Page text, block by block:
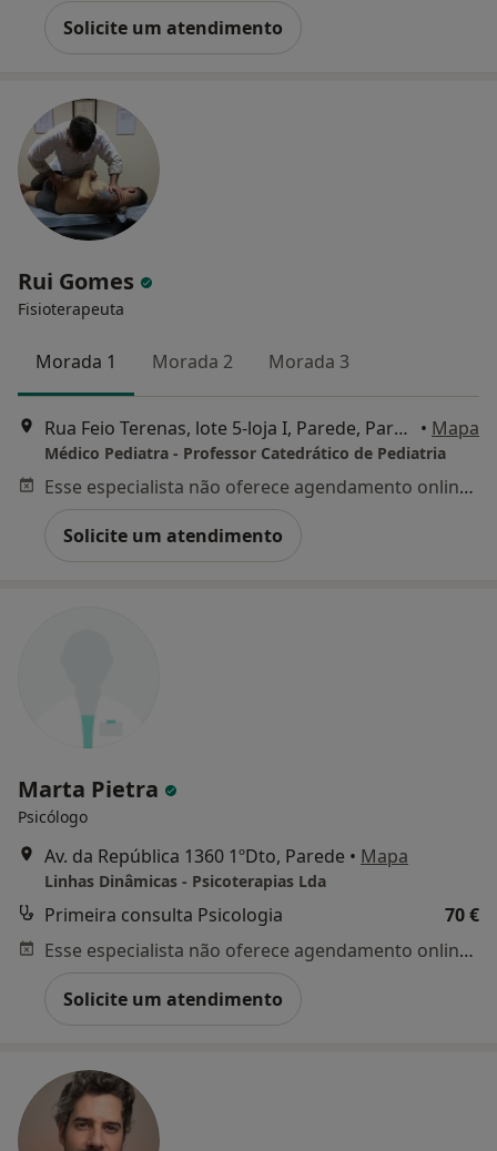
Solicite um atendimento
Rui Gomes
Fisioterapeuta
Morada 1 Morada 2 Morada 3
Rua Feio Terenas, lote 5-loja I, Parede, Parede • Mapa
Médico Pediatra - Professor Catedrático de Pediatria
Esse especialista não oferece agendamento online para esse endereço.
Solicite um atendimento
Marta Pietra
Psicólogo
Av. da República 1360 1ºDto, Parede • Mapa
Linhas Dinâmicas - Psicoterapias Lda
Primeira consulta Psicologia
70 €
Esse especialista não oferece agendamento online para esse endereço.
Solicite um atendimento